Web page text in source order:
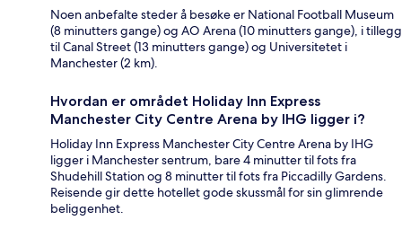
Noen anbefalte steder å besøke er National Football Museum
(8 minutters gange) og AO Arena (10 minutters gange), i tillegg
til Canal Street (13 minutters gange) og Universitetet i
Manchester (2 km).
Hvordan er området Holiday Inn Express
Manchester City Centre Arena by IHG ligger i?
Holiday Inn Express Manchester City Centre Arena by IHG
ligger i Manchester sentrum, bare 4 minutter til fots fra
Shudehill Station og 8 minutter til fots fra Piccadilly Gardens.
Reisende gir dette hotellet gode skussmål for sin glimrende
beliggenhet.